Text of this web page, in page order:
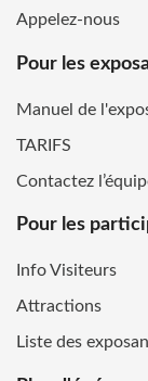
Appelez-nous
Pour les
Manuel de
TARIFS
Contactez
Pour les
Info Visiteurs
Attractions
Liste des